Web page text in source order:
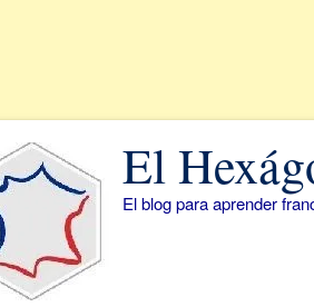
El
El blog para aprender